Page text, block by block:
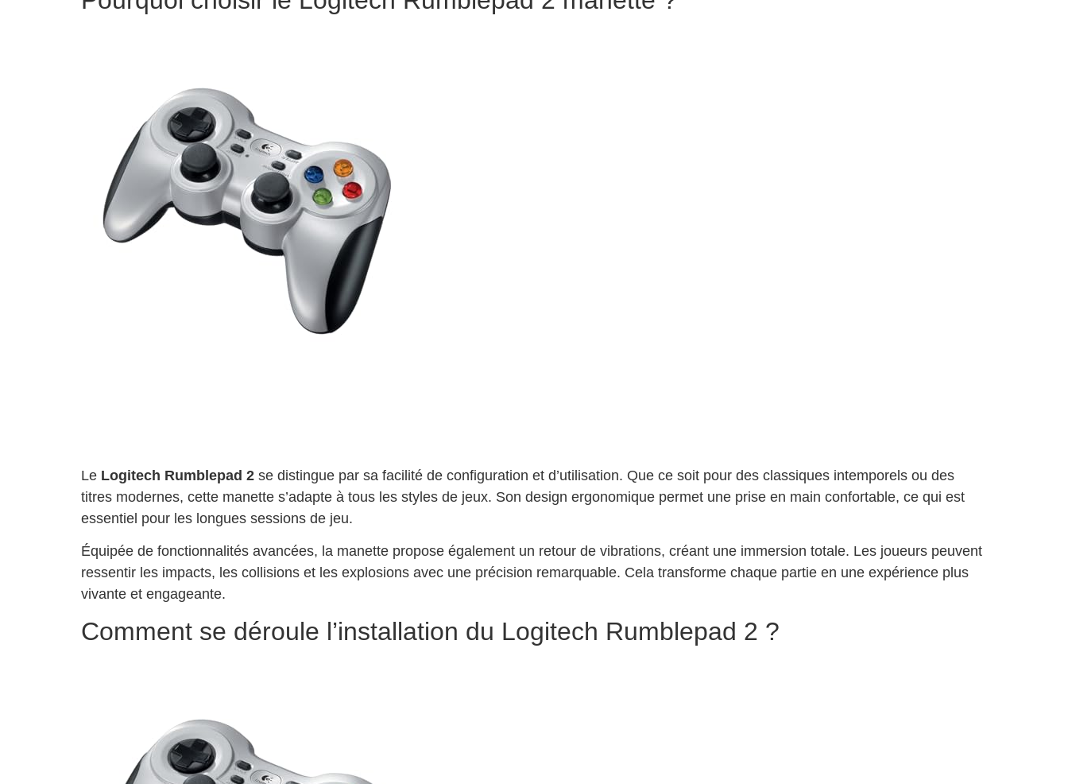
Le Logitech Rumblepad 2 se distingue par sa facilité de configuration et d’utilisation. Que ce soit pour des classiques intemporels ou des
titres modernes, cette manette s’adapte à tous les styles de jeux. Son design ergonomique permet une prise en main confortable, ce qui est
essentiel pour les longues sessions de jeu.
Équipée de fonctionnalités avancées, la manette propose également un retour de vibrations, créant une immersion totale. Les joueurs peuvent
ressentir les impacts, les collisions et les explosions avec une précision remarquable. Cela transforme chaque partie en une expérience plus
vivante et engageante.
Comment se déroule l’installation du Logitech Rumblepad 2 ?